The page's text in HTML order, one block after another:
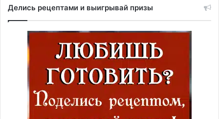
Делись рецептами и выигрывай призы